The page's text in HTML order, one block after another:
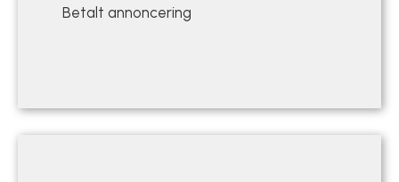
Betalt annoncering